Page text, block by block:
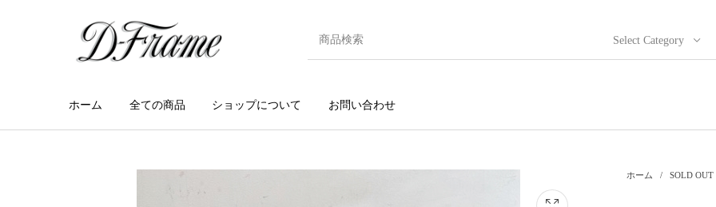
Select Category
ホーム 全ての商品 ショップについて お問い合わせ
ホーム / SOLD OUT